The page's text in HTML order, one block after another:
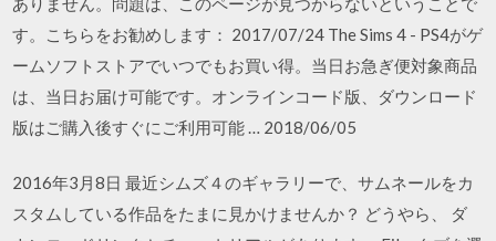
す。こちらをお勧めします： 2017/07/24 The Sims 4 - PS4がゲ
ームソフトストアでいつでもお買い得。当日お急ぎ便対象商品
は、当日お届け可能です。オンラインコード版、ダウンロード
版はご購入後すぐにご利用可能 … 2018/06/05
2016年3月8日 最近シムズ４のギャラリーで、サムネールをカ
スタムしている作品をたまに見かけませんか？ どうやら、 ダ